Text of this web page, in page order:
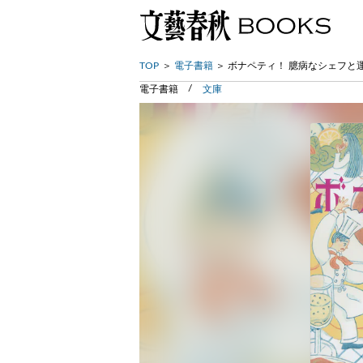
TOP 電子書籍 ボナペティ！ 臆病なシェフと
電子書籍 文庫